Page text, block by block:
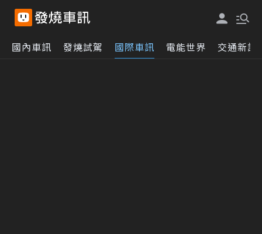
國內車訊 發燒試駕 國際車訊 電能世界 交通新訊